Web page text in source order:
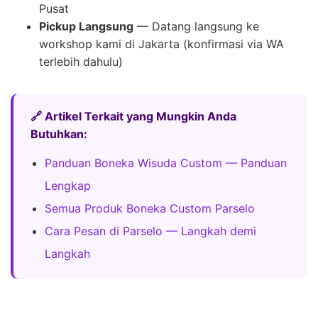
Pusat
Pickup Langsung — Datang langsung ke
workshop kami di Jakarta (konfirmasi via WA
terlebih dahulu)
🔗 Artikel Terkait yang Mungkin Anda
Butuhkan:
Panduan Boneka Wisuda Custom — Panduan
Lengkap
Semua Produk Boneka Custom Parselo
Cara Pesan di Parselo — Langkah demi
Langkah